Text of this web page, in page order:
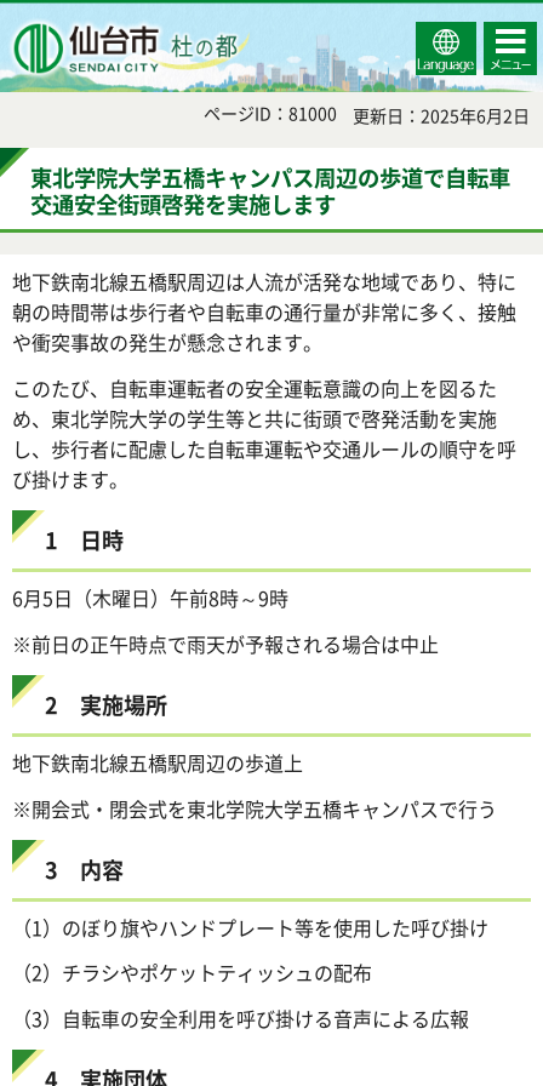
Select
Language
コンテ
ンツメ
ニュー
ページID：81000 更新日：2025年6月2日
東北学院大学五橋キャンパス周辺の歩道で自転車
交通安全街頭啓発を実施します
地下鉄南北線五橋駅周辺は人流が活発な地域であり、特に
朝の時間帯は歩行者や自転車の通行量が非常に多く、接触
や衝突事故の発生が懸念されます。
このたび、自転車運転者の安全運転意識の向上を図るた
め、東北学院大学の学生等と共に街頭で啓発活動を実施
し、歩行者に配慮した自転車運転や交通ルールの順守を呼
び掛けます。
1 日時
6月5日（木曜日）午前8時～9時
※前日の正午時点で雨天が予報される場合は中止
2 実施場所
地下鉄南北線五橋駅周辺の歩道上
※開会式・閉会式を東北学院大学五橋キャンパスで行う
3 内容
（1）のぼり旗やハンドプレート等を使用した呼び掛け
（2）チラシやポケットティッシュの配布
（3）自転車の安全利用を呼び掛ける音声による広報
4 実施団体